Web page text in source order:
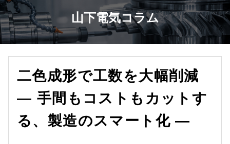
山下電気コラム
二色成形で工数を大幅削減
― 手間もコストもカットす
る、製造のスマート化 ―